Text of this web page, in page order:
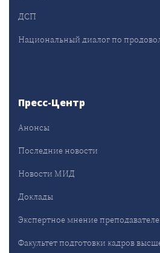
ДСП
Национальный диалог по
Пресс-Центр
Анонсы
Последние новости
Новости МИД
Доклады
Экспертное мнение
Факультет подготовки кадров